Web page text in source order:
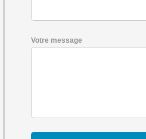
Votre message